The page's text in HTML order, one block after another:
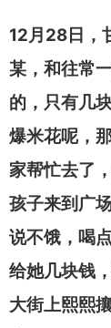
12月 28 日
某，和往常
的，只有几
爆米花呢，
家帮忙去了
孩子来到广
说不饿，喝
给她几块钱
大街上熙熙